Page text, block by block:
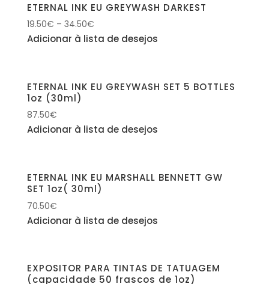
ETERNAL INK EU GREYWASH DARKEST
19.50€ – 34.50€
Adicionar à lista de desejos
ETERNAL INK EU GREYWASH SET 5 BOTTLES
1oz (30ml)
87.50€
Adicionar à lista de desejos
ETERNAL INK EU MARSHALL BENNETT GW
SET 1oz( 30ml)
70.50€
Adicionar à lista de desejos
EXPOSITOR PARA TINTAS DE TATUAGEM
(capacidade 50 frascos de 1oz)